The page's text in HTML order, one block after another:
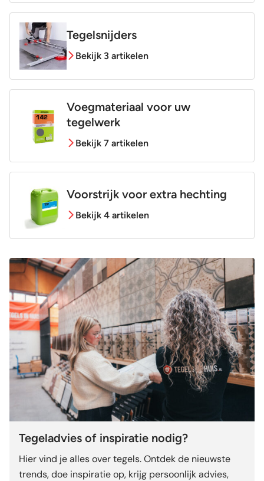
Tegelsnijders
Bekijk 3 artikelen
Voegmateriaal voor uw
tegelwerk
Bekijk 7 artikelen
Voorstrijk voor extra hechting
Bekijk 4 artikelen
Tegeladvies of inspiratie nodig?
Hier vind je alles over tegels. Ontdek de nieuwste
trends, doe inspiratie op, krijg persoonlijk advies,